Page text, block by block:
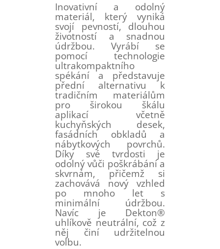
Inovativní a odolný
materiál, který vyniká
svojí pevností, dlouhou
životností a snadnou
údržbou. Vyrábí se
pomocí technologie
ultrakompaktního
spékání a představuje
přední alternativu k
tradičním materiálům
pro širokou škálu
aplikací včetně
kuchyňských desek,
fasádních obkladů a
nábytkových povrchů.
Díky své tvrdosti je
odolný vůči poškrábání a
skvrnám, přičemž si
zachovává nový vzhled
po mnoho let s
minimální údržbou.
Navíc je Dekton®
uhlíkově neutrální, což z
něj činí udržitelnou
volbu.